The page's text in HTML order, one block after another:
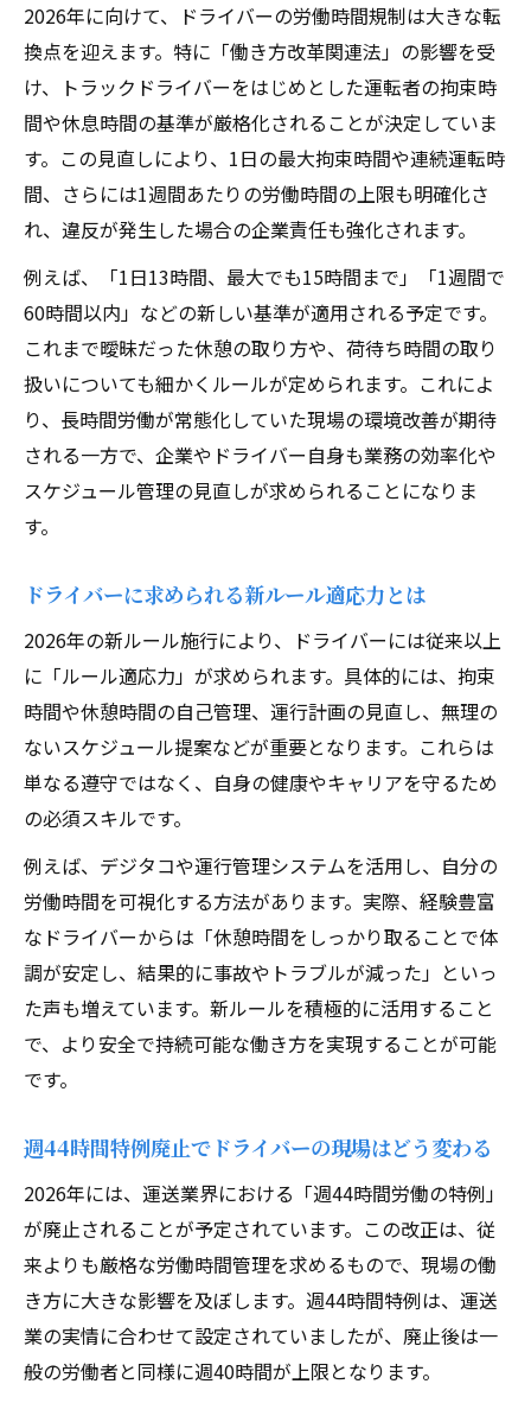
2026年に向けて、ドライバーの労働時間規制は大きな転
換点を迎えます。特に「働き方改革関連法」の影響を受
け、トラックドライバーをはじめとした運転者の拘束時
間や休息時間の基準が厳格化されることが決定していま
す。この見直しにより、1日の最大拘束時間や連続運転時
間、さらには1週間あたりの労働時間の上限も明確化さ
れ、違反が発生した場合の企業責任も強化されます。
例えば、「1日13時間、最大でも15時間まで」「1週間で
60時間以内」などの新しい基準が適用される予定です。
これまで曖昧だった休憩の取り方や、荷待ち時間の取り
扱いについても細かくルールが定められます。これによ
り、長時間労働が常態化していた現場の環境改善が期待
される一方で、企業やドライバー自身も業務の効率化や
スケジュール管理の見直しが求められることになりま
す。
ドライバーに求められる新ルール適応力とは
2026年の新ルール施行により、ドライバーには従来以上
に「ルール適応力」が求められます。具体的には、拘束
時間や休憩時間の自己管理、運行計画の見直し、無理の
ないスケジュール提案などが重要となります。これらは
単なる遵守ではなく、自身の健康やキャリアを守るため
の必須スキルです。
例えば、デジタコや運行管理システムを活用し、自分の
労働時間を可視化する方法があります。実際、経験豊富
なドライバーからは「休憩時間をしっかり取ることで体
調が安定し、結果的に事故やトラブルが減った」といっ
た声も増えています。新ルールを積極的に活用すること
で、より安全で持続可能な働き方を実現することが可能
です。
週44時間特例廃止でドライバーの現場はどう変わる
2026年には、運送業界における「週44時間労働の特例」
が廃止されることが予定されています。この改正は、従
来よりも厳格な労働時間管理を求めるもので、現場の働
き方に大きな影響を及ぼします。週44時間特例は、運送
業の実情に合わせて設定されていましたが、廃止後は一
般の労働者と同様に週40時間が上限となります。